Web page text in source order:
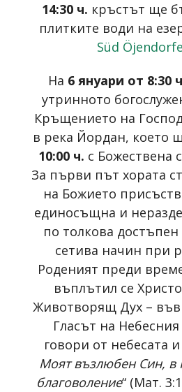
14:30 ч. кръстът ще
плитките води на
Süd
На 6 януари от 8:30
утринното
Кръщението на
в река Йордан, което
10:00 ч. с Божествена
За първи път хората
на Божието
единосъщна и
по толкова
сетива начин при
Роденият преди
въплътил се
Животворящ Дух –
Гласът на
говори от небесата и
Моят възлюбен Син, в
благоволение“ (Мат.